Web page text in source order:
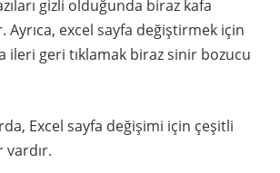
gizli olduğunda biraz kafa
Ayrıca, excel sayfa değiştirmek için
ileri geri tıklamak biraz sinir bozucu
Excel sayfa değişimi için çeşitli